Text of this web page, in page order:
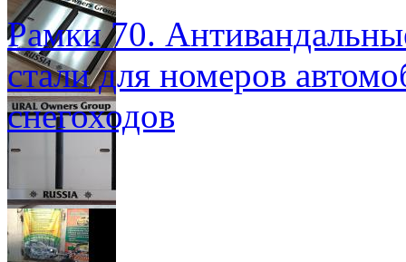
Рамки 70.
стали для номеров
снегоходов